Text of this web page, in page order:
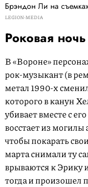
Брэндон Ли на
LEGION-MEDIA
Роковая ночь
В «Вороне»
рок-музыкант (в
метал 1990-х
которого в канун
убивает вместе с
восстает из
чтобы покарать
марта снимали ту
врываются к Эрику
тогда и произошел